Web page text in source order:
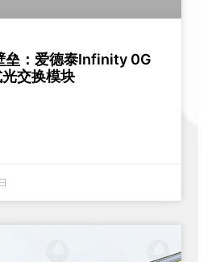
垒：爱德泰Infinity 0G
交换模块